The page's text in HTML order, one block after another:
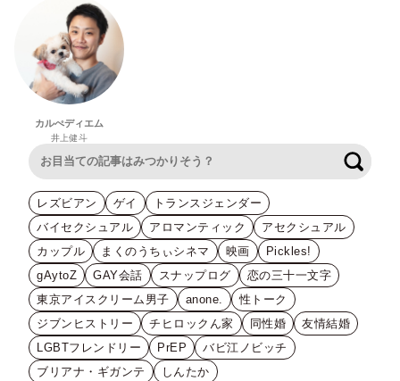
カルぺディエム
井上健斗
レズビアン ゲイ
トランスジェンダー
バイセクシュアル
アロマンティック
アセクシュアル
カップル
まくのうちぃシネマ 映画
Pickles!
gAytoZ
GAY会話 スナップログ
恋の三十一文字
東京アイスクリーム男子
anone.
性トーク
ジブンヒストリー
チヒロックん家 同性婚
友情結婚
LGBTフレンドリー
PrEP
バビ江ノビッチ
ブリアナ・ギガンテ
しんたか